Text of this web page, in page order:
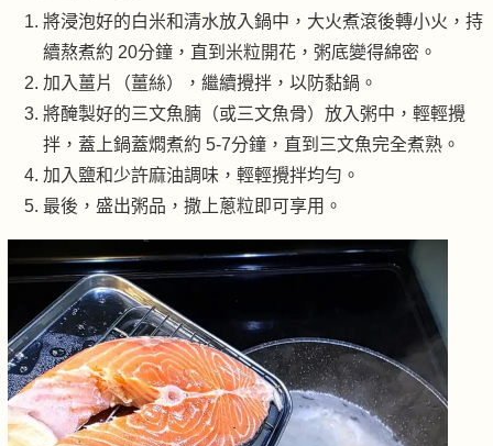
將浸泡好的白米和清水放入鍋中，大火煮滾後轉小火，持
續熬煮約 20分鐘，直到米粒開花，粥底變得綿密。
加入薑片（薑絲），繼續攪拌，以防黏鍋。
將醃製好的三文魚腩（或三文魚骨）放入粥中，輕輕攪
拌，蓋上鍋蓋燜煮約 5-7分鐘，直到三文魚完全煮熟。
加入鹽和少許麻油調味，輕輕攪拌均勻。
最後，盛出粥品，撒上蔥粒即可享用。